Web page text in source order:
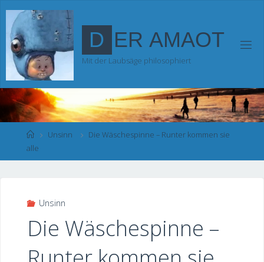
Inhalt
springen
D ER AMAOT
Mit der Laubsäge philosophiert
StartUnsinn
Die Wäschespinne – Runter kommen sie
alle
Unsinn
Die Wäschespinne –